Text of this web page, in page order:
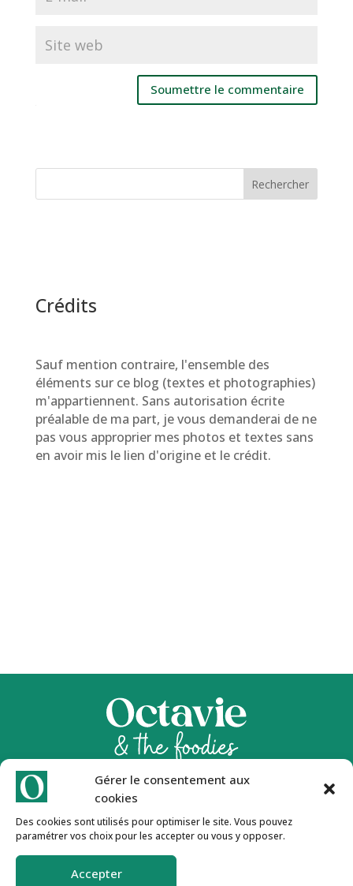
Gérer le consentement aux
cookies
Des cookies sont utilisés pour optimiser le site. Vous pouvez
paramétrer vos choix pour les accepter ou vous y opposer.
Accepter
Soumettre le commentaire
Rechercher
Crédits
Sauf mention contraire, l'ensemble des
éléments sur ce blog (textes et photographies)
m'appartiennent. Sans autorisation écrite
préalable de ma part, je vous demanderai de ne
pas vous approprier mes photos et textes sans
en avoir mis le lien d'origine et le crédit.
Inscription Newsletter 🍒
Go !